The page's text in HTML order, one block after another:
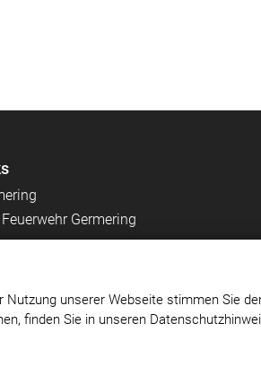
Germering
unserer Webseite stimmen Sie
finden Sie in unseren